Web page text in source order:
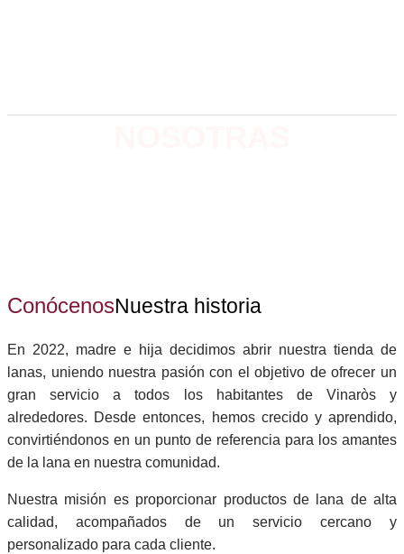
ConócenosNuestra historia
En 2022, madre e hija decidimos abrir nuestra tienda de
lanas, uniendo nuestra pasión con el objetivo de ofrecer un
gran servicio a todos los habitantes de Vinaròs y
alrededores. Desde entonces, hemos crecido y aprendido,
convirtiéndonos en un punto de referencia para los amantes
de la lana en nuestra comunidad.
Nuestra misión es proporcionar productos de lana de alta
calidad, acompañados de un servicio cercano y
personalizado para cada cliente.